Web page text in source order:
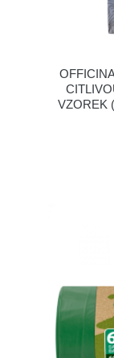
VZOREK